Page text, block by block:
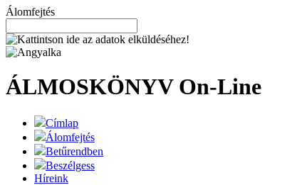
Álomfejtés
ÁLMOSKÖNYV On-Line
Címlap
Álomfejtés
Betűrendben
Beszélgess
Híreink